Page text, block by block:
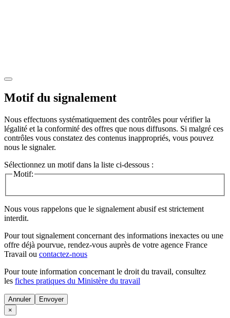
Motif du signalement
Nous effectuons systématiquement des contrôles pour vérifier la
légalité et la conformité des offres que nous diffusons. Si malgré ces
contrôles vous constatez des contenus inappropriés, vous pouvez
nous le signaler.
Sélectionnez un motif dans la liste ci-dessous :
Motif:
Nous vous rappelons que le signalement abusif est strictement
interdit.
Pour tout signalement concernant des informations inexactes ou une
offre déjà pourvue, rendez-vous auprès de votre agence France
Travail ou contactez-nous
Pour toute information concernant le droit du travail, consultez
les fiches pratiques du Ministère du travail
Annuler
×